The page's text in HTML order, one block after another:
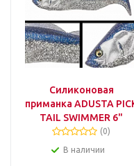
Силиконовая
приманка ADUSTA
TAIL SWIMMER 6"
(0)
В наличии